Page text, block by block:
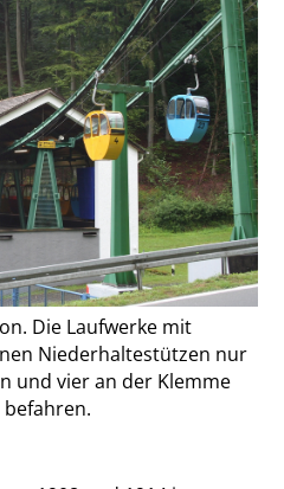
Die Laufwerke mit
Niederhaltestützen nur
und vier an der Klemme